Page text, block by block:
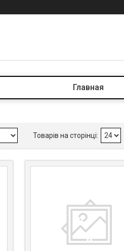
Главная